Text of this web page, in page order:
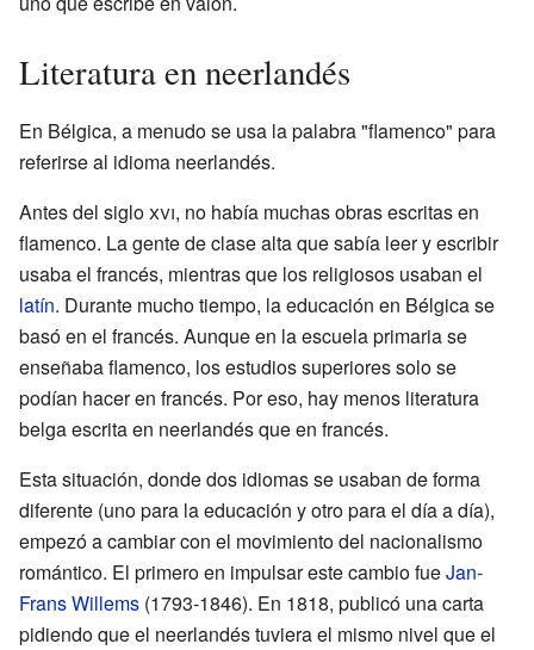
Literatura en neerlandés
En Bélgica, a menudo se usa la palabra "flamenco" para
referirse al idioma neerlandés.
Antes del sigloxvi, no había muchas obras escritas en
flamenco. La gente de clase alta que sabía leer y escribir
usaba el francés, mientras que los religiosos usaban el
latín. Durante mucho tiempo, la educación en Bélgica se
basó en el francés. Aunque en la escuela primaria se
enseñaba flamenco, los estudios superiores solo se
podían hacer en francés. Por eso, hay menos literatura
belga escrita en neerlandés que en francés.
Esta situación, donde dos idiomas se usaban de forma
diferente (uno para la educación y otro para el día a día),
empezó a cambiar con el movimiento del nacionalismo
romántico. El primero en impulsar este cambio fueJan-
Frans Willems (1793-1846). En 1818, publicó una carta
pidiendo que el neerlandés tuviera el mismo nivel que el